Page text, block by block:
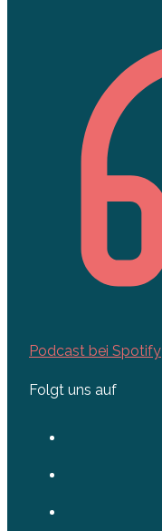
Podcast bei Spotify
Folgt uns auf